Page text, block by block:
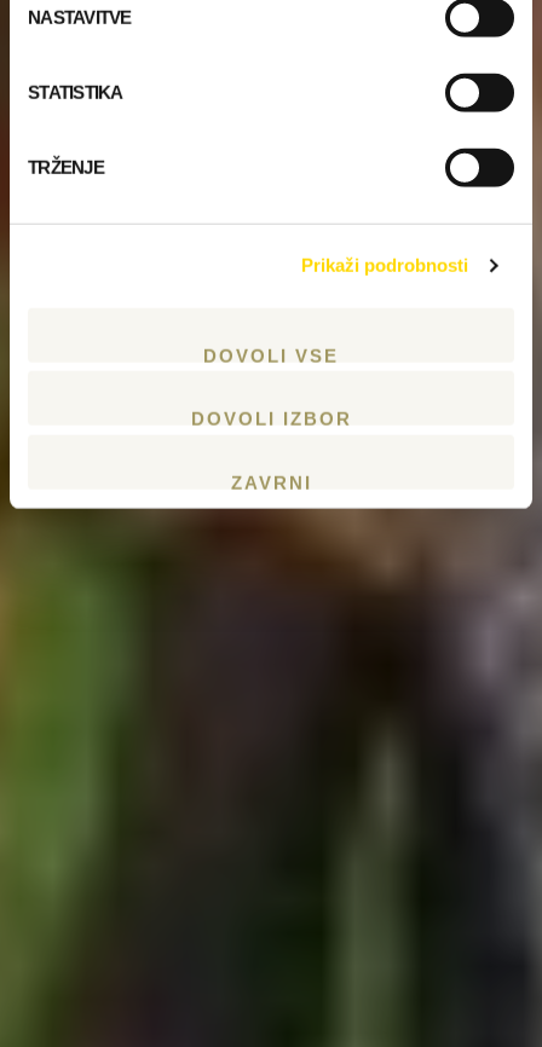
NASTAVITVE
STATISTIKA
TRŽENJE
Prikaži podrobnosti
DOVOLI VSE
DOVOLI IZBOR
ZAVRNI